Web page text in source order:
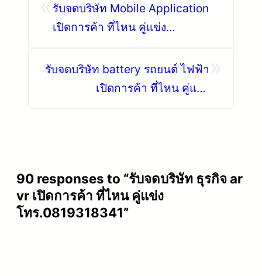
รับจดบริษัท Mobile Application
เปิดการค้า ที่ไหน คู่แข่ง
รับจดบริษัท battery รถยนต์ ไฟฟ้า
เปิดการค้า ที่ไหน คู่แข่ง
90 responses to “รับจดบริษัท ธุรกิจ ar
vr เปิดการค้า ที่ไหน คู่แข่ง
โทร.0819318341”